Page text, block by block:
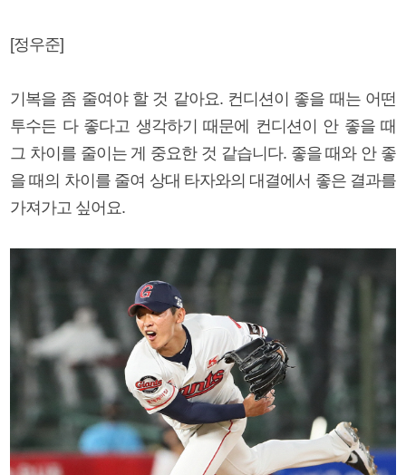
[정우준]
기복을 좀 줄여야 할 것 같아요. 컨디션이 좋을 때는 어떤
투수든 다 좋다고 생각하기 때문에 컨디션이 안 좋을 때
그 차이를 줄이는 게 중요한 것 같습니다. 좋을 때와 안 좋
을 때의 차이를 줄여 상대 타자와의 대결에서 좋은 결과를
가져가고 싶어요.